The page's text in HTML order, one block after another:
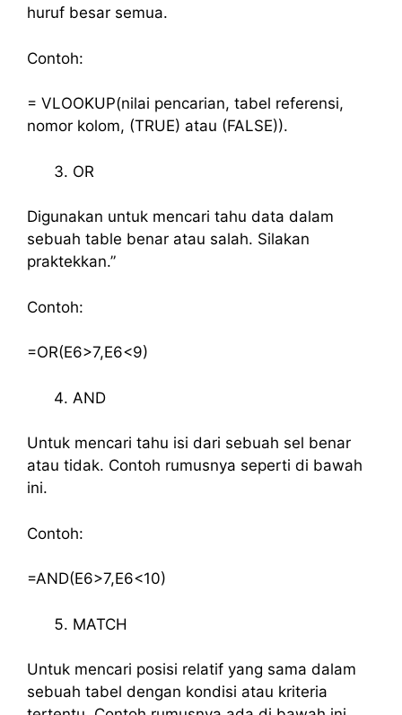
huruf besar semua.
Contoh:
= VLOOKUP(nilai pencarian, tabel referensi,
nomor kolom, (TRUE) atau (FALSE)).
OR
Digunakan untuk mencari tahu data dalam
sebuah table benar atau salah. Silakan
praktekkan.”
Contoh:
=OR(E6>7,E6<9)
AND
Untuk mencari tahu isi dari sebuah sel benar
atau tidak. Contoh rumusnya seperti di bawah
ini.
Contoh:
=AND(E6>7,E6<10)
MATCH
Untuk mencari posisi relatif yang sama dalam
sebuah tabel dengan kondisi atau kriteria